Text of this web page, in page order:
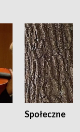
Społeczne